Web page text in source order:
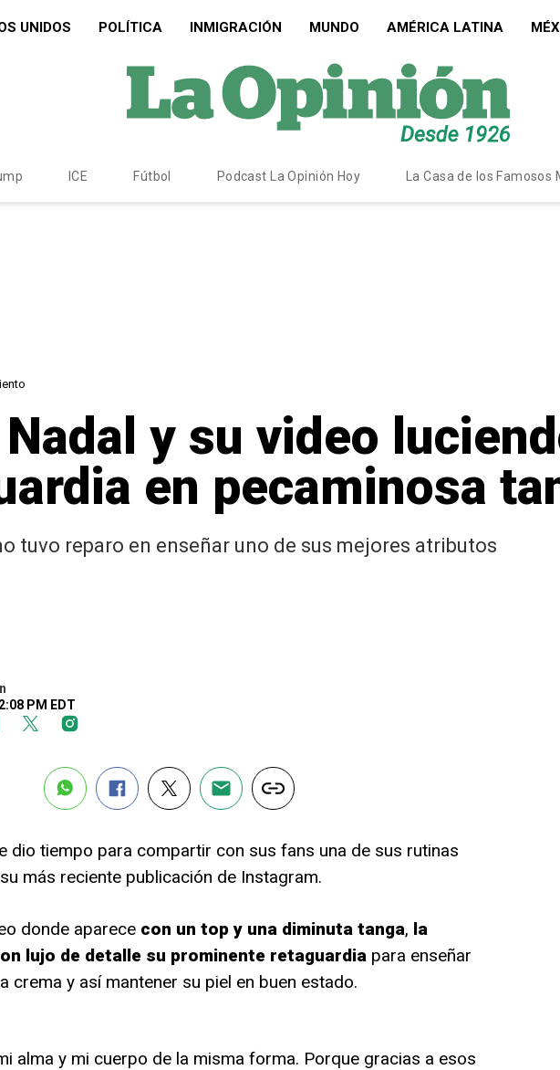
UNIDOS POLÍTICA INMIGRACIÓN MUNDO AMÉRICA LATINA
ICE Fútbol Podcast La Opinión Hoy La Casa de los Famosos
y su video
en pecaminosa
tuvo reparo en enseñar uno de sus mejores atributos
PM EDT
dio tiempo para compartir con sus fans una de sus rutinas
más reciente publicación de Instagram.
donde aparece con un top y una diminuta tanga, la
lujo de detalle su prominente retaguardiapara enseñar
crema y así mantener su piel en buen estado.
alma y mi cuerpo de la misma forma. Porque gracias a esos